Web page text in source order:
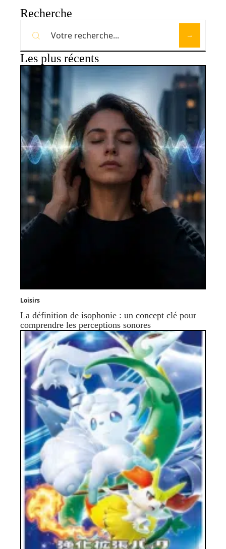
Recherche
Les plus récents
Loisirs
La définition de isophonie : un concept clé pour
comprendre les perceptions sonores